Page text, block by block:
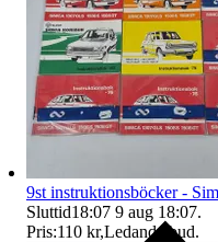
Ersättning om varan
9st instruktionsböcker -
Sluttid18:07 9 aug 18:07.
Pris:110 kr,Ledande bud.